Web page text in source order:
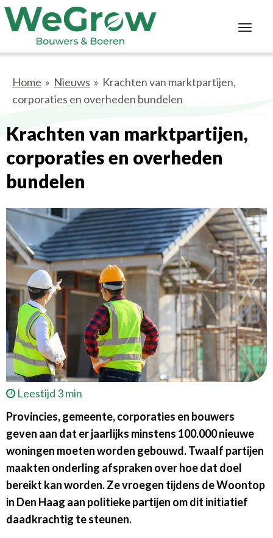
Home » Nieuws » Krachten van marktpartijen,
corporaties en overheden bundelen
Krachten van marktpartijen,
corporaties en overheden
bundelen
Leestijd 3 min
Provincies, gemeente, corporaties en bouwers
geven aan dat er jaarlijks minstens 100.000 nieuwe
woningen moeten worden gebouwd. Twaalf partijen
maakten onderling afspraken over hoe dat doel
bereikt kan worden. Ze vroegen tijdens de Woontop
in Den Haag aan politieke partijen om dit initiatief
daadkrachtig te steunen.